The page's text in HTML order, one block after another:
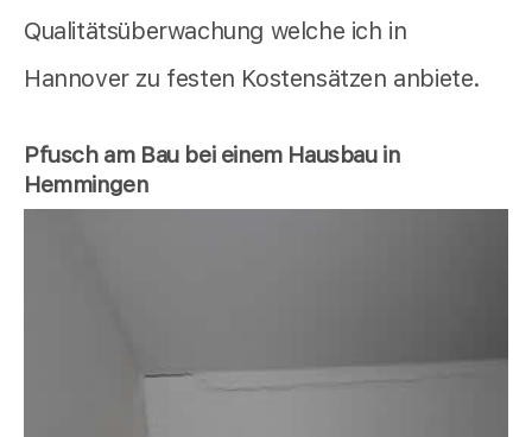
Qualitätsüberwachung welche ich in
Hannover zu festen Kostensätzen anbiete.
Pfusch am Bau bei einem Hausbau in
Hemmingen